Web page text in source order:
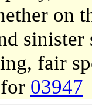
on
fair
03947